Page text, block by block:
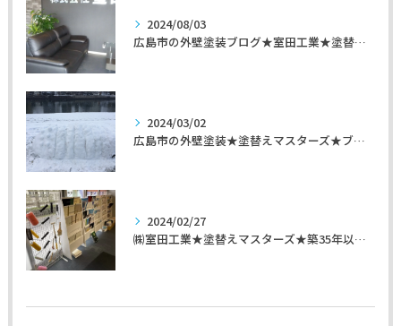
2024/08/03
広島市の外壁塗装ブログ★室田工業★塗替えマスターズ★外壁リフォーム
2024/03/02
広島市の外壁塗装★塗替えマスターズ★ブログ「初めて家を手入れするのに」
2024/02/27
㈱室田工業★塗替えマスターズ★築35年以上のお宅の施工事例